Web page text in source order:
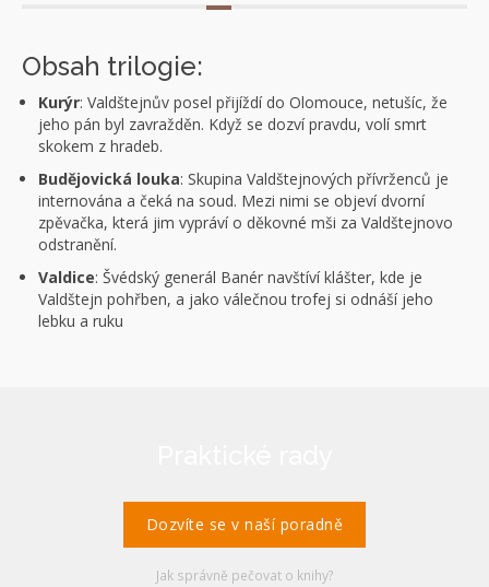
Obsah trilogie:
Kurýr: Valdštejnův posel přijíždí do Olomouce, netušíc, že
jeho pán byl zavražděn. Když se dozví pravdu, volí smrt
skokem z hradeb.
Budějovická louka: Skupina Valdštejnových přívrženců je
internována a čeká na soud. Mezi nimi se objeví dvorní
zpěvačka, která jim vypráví o děkovné mši za Valdštejnovo
odstranění.
Valdice: Švédský generál Banér navštíví klášter, kde je
Valdštejn pohřben, a jako válečnou trofej si odnáší jeho
lebku a ruku
Dozvíte se v naší poradně
Jak správně pečovat o knihy?